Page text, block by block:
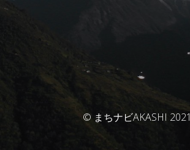
© まちナビAKASHI 2021